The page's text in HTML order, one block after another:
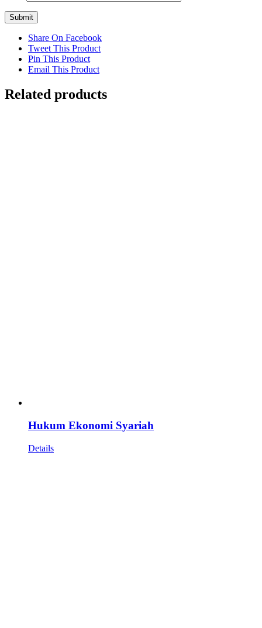
Share On Facebook
Tweet This Product
Pin This Product
Email This Product
Related products
Hukum Ekonomi Syariah
Details